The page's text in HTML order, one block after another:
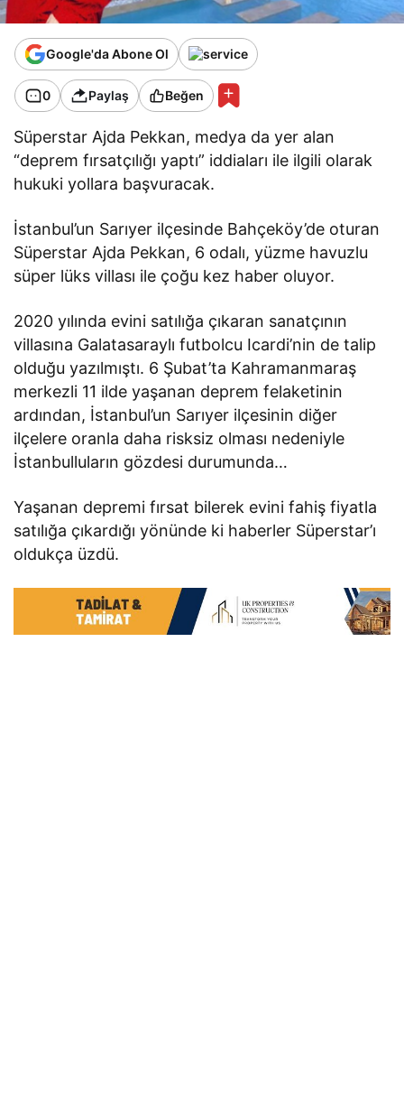
Google'da Abone Ol
0 Paylaş Beğen
Süperstar Ajda Pekkan, medya da yer alan
“deprem fırsatçılığı yaptı” iddiaları ile ilgili olarak
hukuki yollara başvuracak.
İstanbul’un Sarıyer ilçesinde Bahçeköy’de oturan
Süperstar Ajda Pekkan, 6 odalı, yüzme havuzlu
süper lüks villası ile çoğu kez haber oluyor.
2020 yılında evini satılığa çıkaran sanatçının
villasına Galatasaraylı futbolcu Icardi’nin de talip
olduğu yazılmıştı. 6 Şubat’ta Kahramanmaraş
merkezli 11 ilde yaşanan deprem felaketinin
ardından, İstanbul’un Sarıyer ilçesinin diğer
ilçelere oranla daha risksiz olması nedeniyle
İstanbulluların gözdesi durumunda…
Yaşanan depremi fırsat bilerek evini fahiş fiyatla
satılığa çıkardığı yönünde ki haberler Süperstar’ı
oldukça üzdü.